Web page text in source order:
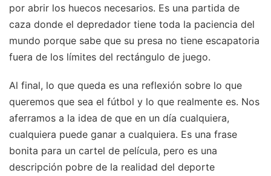
por abrir los huecos necesarios. Es una partida de
caza donde el depredador tiene toda la paciencia del
mundo porque sabe que su presa no tiene escapatoria
fuera de los límites del rectángulo de juego.
Al final, lo que queda es una reflexión sobre lo que
queremos que sea el fútbol y lo que realmente es. Nos
aferramos a la idea de que en un día cualquiera,
cualquiera puede ganar a cualquiera. Es una frase
bonita para un cartel de película, pero es una
descripción pobre de la realidad del deporte